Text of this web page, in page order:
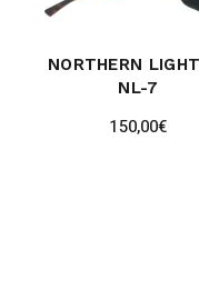
NORTHERN
NL-7
150,00€